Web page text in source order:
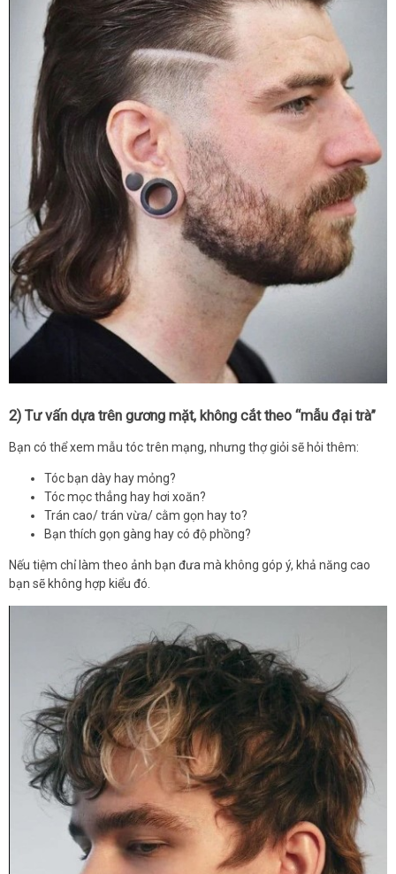
2) Tư vấn dựa trên gương mặt, không cắt theo “mẫu đại trà”
Bạn có thể xem mẫu tóc trên mạng, nhưng thợ giỏi sẽ hỏi thêm:
Tóc bạn dày hay mỏng?
Tóc mọc thẳng hay hơi xoăn?
Trán cao/ trán vừa/ cằm gọn hay to?
Bạn thích gọn gàng hay có độ phồng?
Nếu tiệm chỉ làm theo ảnh bạn đưa mà không góp ý, khả năng cao
bạn sẽ không hợp kiểu đó.